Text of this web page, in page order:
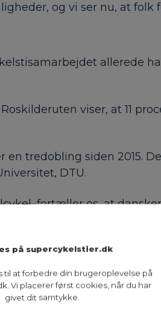
og vi ser nu, at folk
allerede
viser, at 11
tredobling siden 2015.
DTU.
fortæller os, at
transportmiddel, som
pendlere fra
kommuner i
på supercykelstier.dk
til at forbedre din brugeroplevelse på
Vi placerer først cookies, når du har
givet dit samtykke.